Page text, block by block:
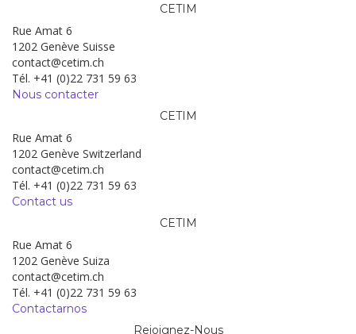
CETIM
Rue Amat 6
1202 Genève Suisse
contact@cetim.ch
Tél. +41 (0)22 731 59 63
Nous contacter
CETIM
Rue Amat 6
1202 Genève Switzerland
contact@cetim.ch
Tél. +41 (0)22 731 59 63
Contact us
CETIM
Rue Amat 6
1202 Genève Suiza
contact@cetim.ch
Tél. +41 (0)22 731 59 63
Contactarnos
Rejoignez-Nous